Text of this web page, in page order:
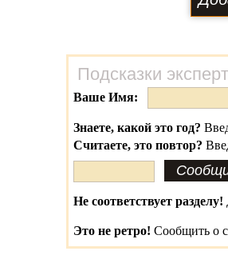
Подсказки
Ваше Имя:
Знаете, какой это год?
Считаете, это повтор?
Не соответствует разделу!
Это не ретро! Сообщить о